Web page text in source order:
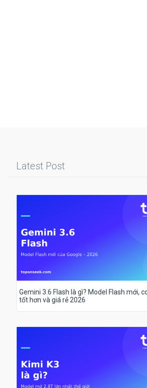
Latest Post
Gemini 3.6 Flash là gì? Model Flash mới,
tốt hơn và giá rẻ 2026